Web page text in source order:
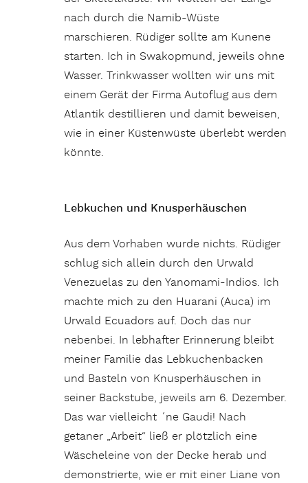
nach durch die Namib-Wüste
marschieren. Rüdiger sollte am Kunene
starten. Ich in Swakopmund, jeweils ohne
Wasser. Trinkwasser wollten wir uns mit
einem Gerät der Firma Autoflug aus dem
Atlantik destillieren und damit beweisen,
wie in einer Küstenwüste überlebt werden
könnte.
Lebkuchen und Knusperhäuschen
Aus dem Vorhaben wurde nichts. Rüdiger
schlug sich allein durch den Urwald
Venezuelas zu den Yanomami-Indios. Ich
machte mich zu den Huarani (Auca) im
Urwald Ecuadors auf. Doch das nur
nebenbei. In lebhafter Erinnerung bleibt
meiner Familie das Lebkuchenbacken
und Basteln von Knusperhäuschen in
seiner Backstube, jeweils am 6. Dezember.
Das war vielleicht ´ne Gaudi! Nach
getaner „Arbeit“ ließ er plötzlich eine
Wäscheleine von der Decke herab und
demonstrierte, wie er mit einer Liane von